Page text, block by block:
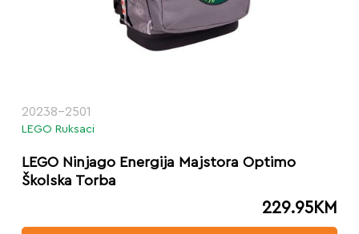
20238-2501
LEGO Ruksaci
LEGO Ninjago Energija Majstora Optimo
Školska Torba
229.95KM